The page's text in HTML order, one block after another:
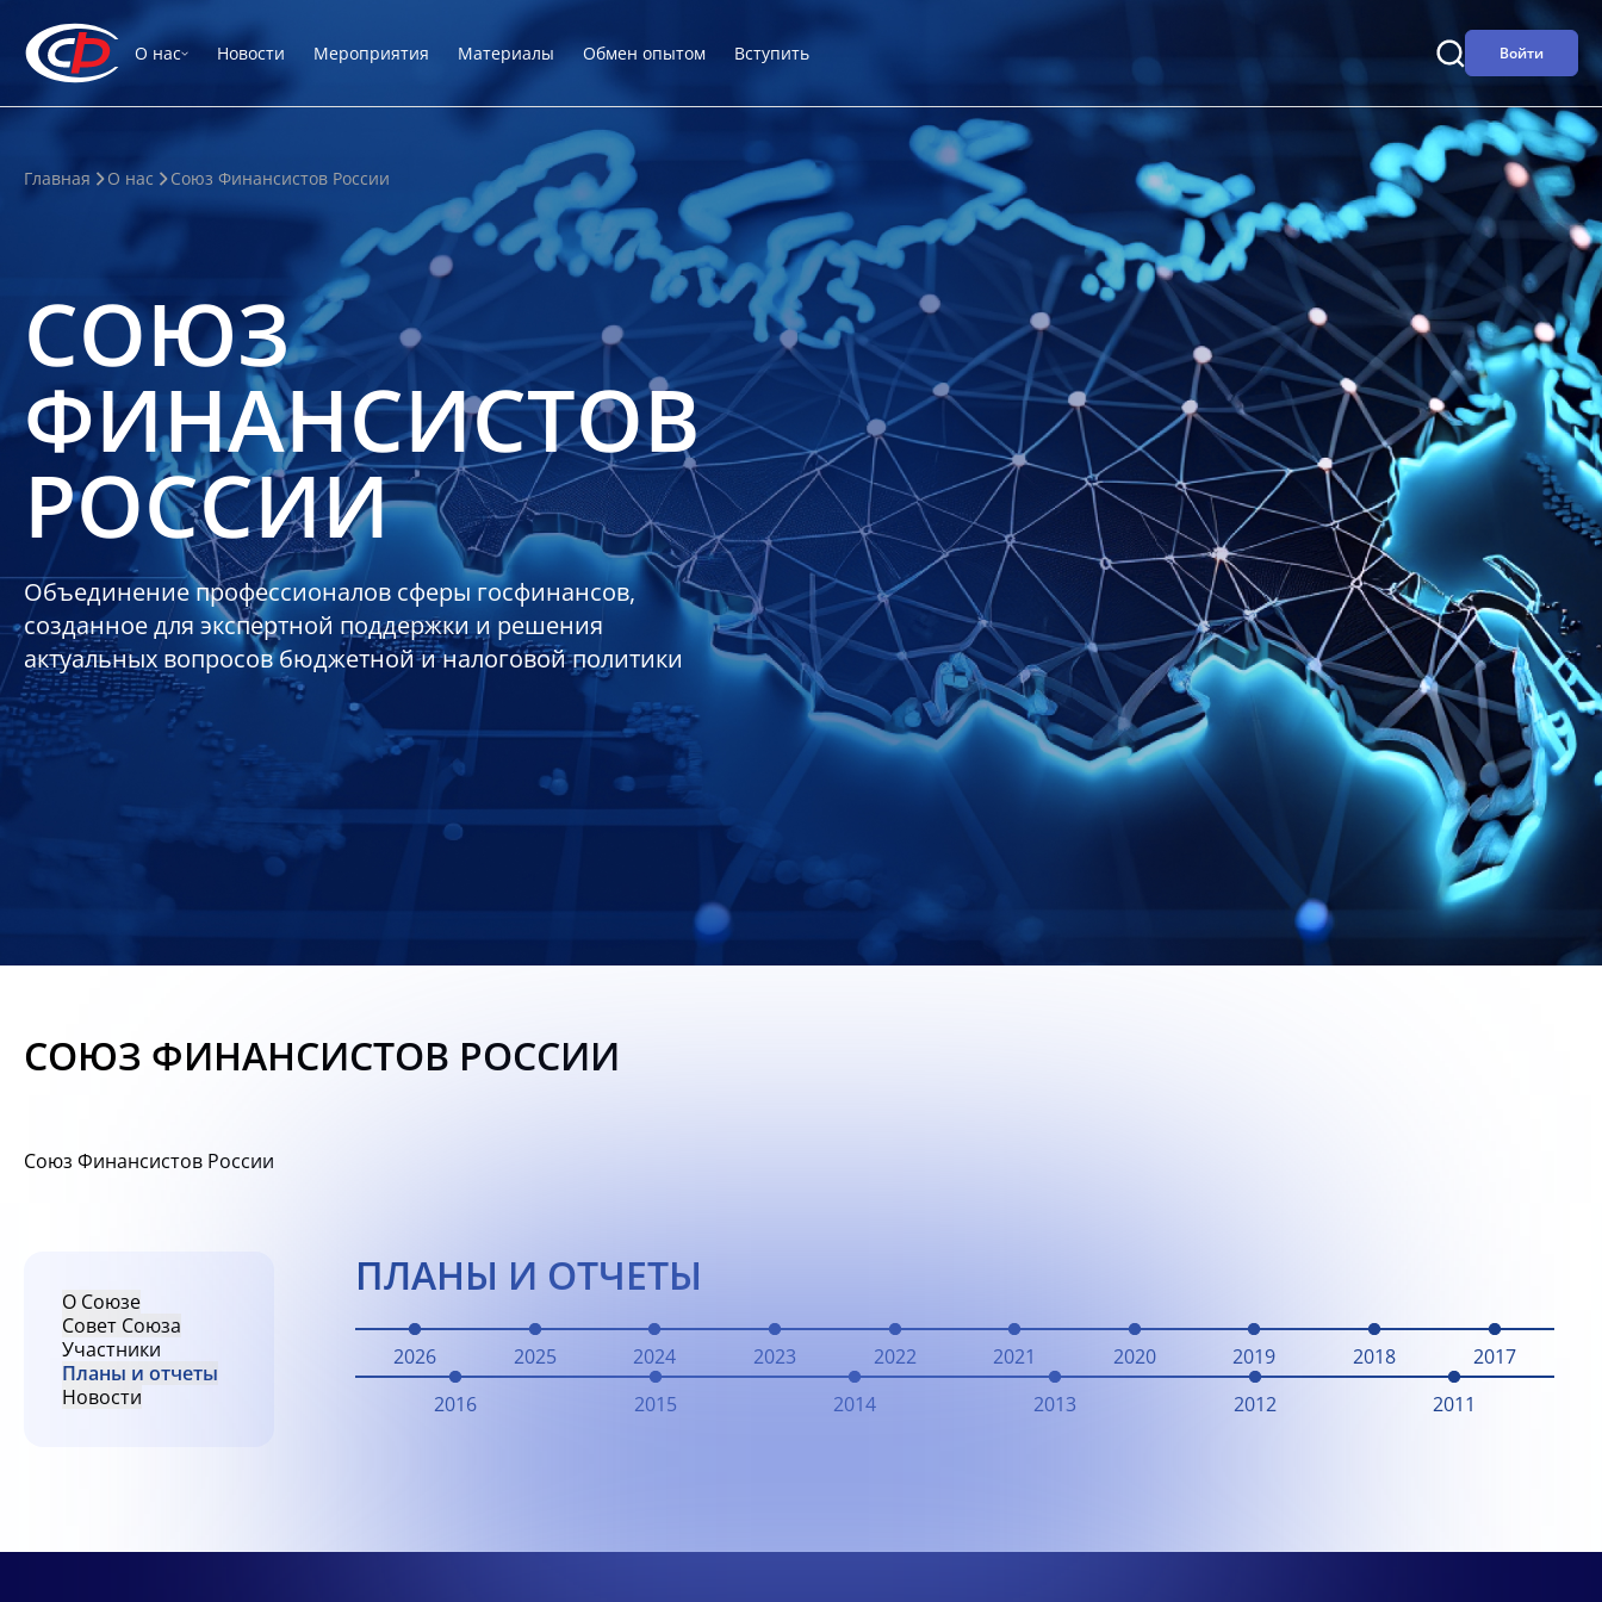
О нас Новости Мероприятия Материалы Обмен опытом Вступить Войти
Главная О нас Союз Финансистов России
СОЮЗ
ФИНАНСИСТОВ
РОССИИ
Объединение профессионалов сферы госфинансов,
созданное для экспертной поддержки и решения
актуальных вопросов бюджетной и налоговой политики
СОЮЗ ФИНАНСИСТОВ РОССИИ
Союз Финансистов России
О Союзе
Совет Союза
Участники
Планы и отчеты
Новости
ПЛАНЫ И ОТЧЕТЫ
2026 2025 2024 2023 2022 2021 2020 2019 2018
2017
2016
2015 2014 2013 2012 2011